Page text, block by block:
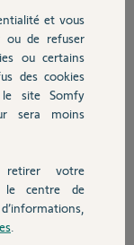
et vous
ou de refuser
ou certains
des cookies
le site Somfy
sera moins
votre
le centre de